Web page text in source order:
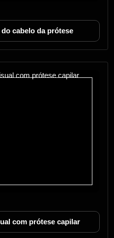
cabelo da prótese
com prótese capilar